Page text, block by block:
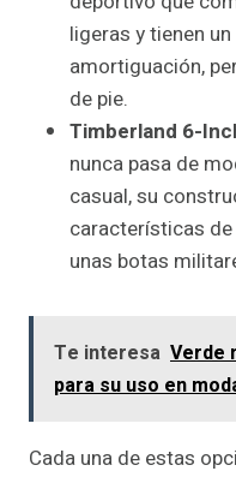
ligeras y tienen
amortiguación,
de pie.
Timberland 6-
nunca pasa de
casual, su
características
unas botas
Te interesa Verde
para su uso en
Cada una de estas